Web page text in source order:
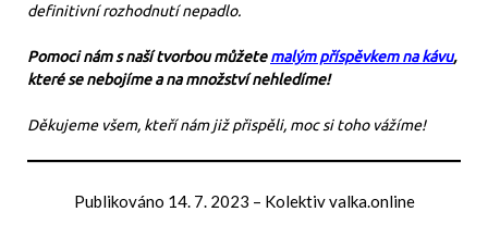
definitivní rozhodnutí nepadlo.
Pomoci nám s naší tvorbou můžetemalým příspěvkem na kávu,
které se nebojíme a na množství nehledíme!
Děkujeme všem, kteří nám již přispěli, moc si toho vážíme!
Publikováno 14. 7. 2023 – Kolektiv valka.online